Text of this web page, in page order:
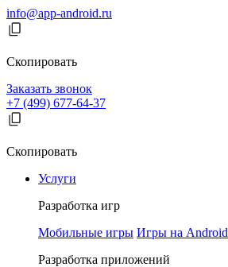
info@app-android.ru
Скопировать
Заказать звонок
+7 (499) 677-64-37
Скопировать
Услуги
Разработка игр
Мобильные игры Игры на Android
Разработка приложений